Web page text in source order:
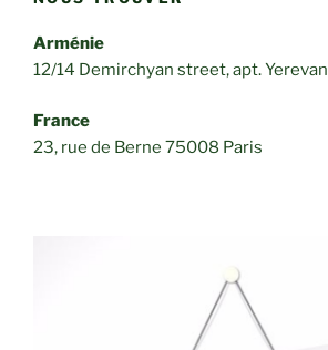
Arménie
12/14 Demirchyan street, apt. Yerevan
France
23, rue de Berne 75008 Paris